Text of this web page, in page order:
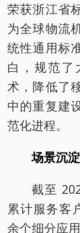
荣获浙江省
为全球物流
统性通用标
白，规范了
术，降低了
中的重复建
范化进程。
场景沉
截至
累计服务客
余个细分应